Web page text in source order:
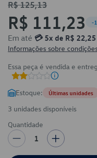
R$ 125,13
R$ 111,23 -
Em até 💳 5x de R$ 22,25
Informações sobre
Essa peça é vendida e
Estoque: Últimas unidades
3 unidades disponíveis
Quantidade
1